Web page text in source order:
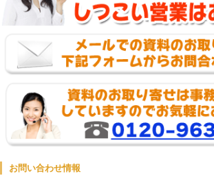
お問い合わせ情報